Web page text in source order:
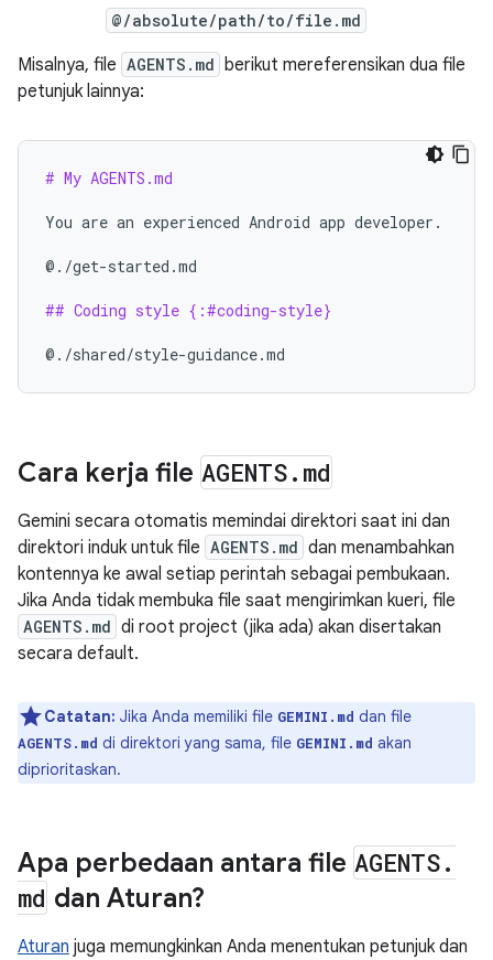
@/absolute/path/to/file.md
Misalnya, file AGENTS.md berikut mereferensikan dua file
petunjuk lainnya:
# My AGENTS.md
You are an experienced Android app developer.
@./get-started.md
## Coding style {:#coding-style}
Cara kerja file AGENTS. md
Gemini secara otomatis memindai direktori saat ini dan
direktori induk untuk file AGENTS.md dan menambahkan
kontennya ke awal setiap perintah sebagai pembukaan.
Jika Anda tidak membuka file saat mengirimkan kueri, file
AGENTS.md di root project (jika ada) akan disertakan
secara default.
Catatan: Jika Anda memiliki file GEMINI.md dan file
AGENTS.md di direktori yang sama, file GEMINI.md akan
diprioritaskan.
Apa perbedaan antara file AGENTS.
md dan Aturan?
Aturan juga memungkinkan Anda menentukan petunjuk dan